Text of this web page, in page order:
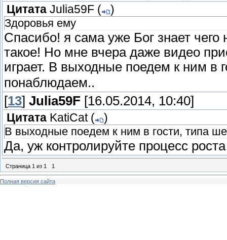
Цитата Julia59F (
)
Здоровья ему
Спасибо! я сама уже Бог знает
такое! Но мне вчера даже видео
играет. В выходные поедем к ним в
понаблюдаем..
[13] Julia59F [16.05.2014, 10:40]
Цитата KatiCat(
)
В выходные поедем к ним в гости, типа
Да, уж контролируйте процесс
Страница 1 из 1 1
Полная версия сайта